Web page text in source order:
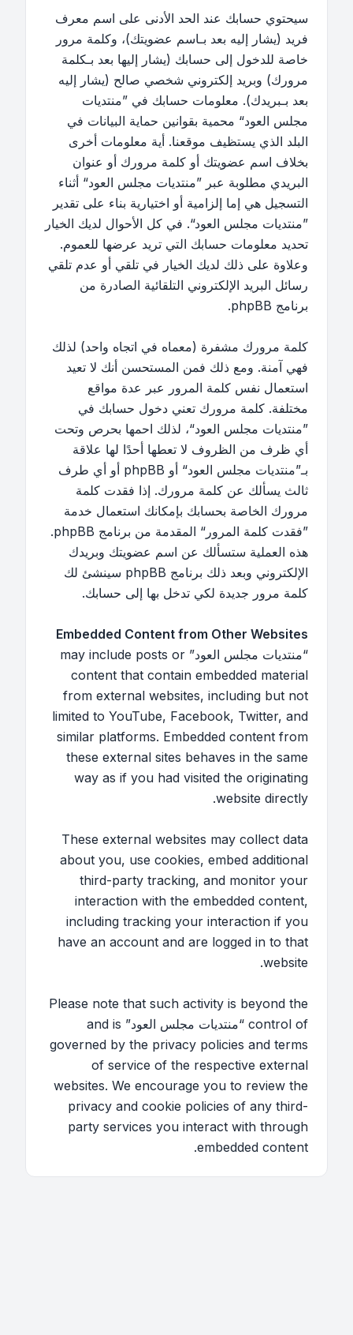
سيحتوي حسابك عند الحد الأدنى على اسم معرف
فريد (يشار إليه بعد بـاسم عضويتك)، وكلمة مرور
خاصة للدخول إلى حسابك (يشار إليها بعد بـكلمة
مرورك) وبريد إلكتروني شخصي صالح (يشار إليه
بعد بـبريدك). معلومات حسابك في ”منتديات
مجلس العود“ محمية بقوانين حماية البيانات في
البلد الذي يستظيف موقعنا. أية معلومات أخرى
بخلاف اسم عضويتك أو كلمة مرورك أو عنوان
البريدي مطلوبة عبر ”منتديات مجلس العود“ أثناء
التسجيل هي إما إلزامية أو اختيارية بناء على تقدير
”منتديات مجلس العود“. في كل الأحوال لديك الخيار
تحديد معلومات حسابك التي تريد عرضها للعموم.
وعلاوة على ذلك لديك الخيار في تلقي أو عدم تلقي
رسائل البريد الإلكتروني التلقائية الصادرة من
برنامج phpBB.
كلمة مرورك مشفرة (معماه في اتجاه واحد) لذلك
فهي آمنة. ومع ذلك فمن المستحسن أنك لا تعيد
استعمال نفس كلمة المرور عبر عدة مواقع
مختلفة. كلمة مرورك تعني دخول حسابك في
”منتديات مجلس العود“، لذلك احمها بحرص وتحت
أي ظرف من الظروف لا تعطها أحدًا لها علاقة
بـ”منتديات مجلس العود“ أو phpBB أو أي طرف
ثالث يسألك عن كلمة مرورك. إذا فقدت كلمة
مرورك الخاصة بحسابك بإمكانك استعمال خدمة
”فقدت كلمة المرور“ المقدمة من برنامج phpBB.
هذه العملية ستسألك عن اسم عضويتك وبريدك
الإلكتروني وبعد ذلك برنامج phpBB سينشئ لك
كلمة مرور جديدة لكي تدخل بها إلى حسابك.
Embedded Content from Other Websites
“منتديات مجلس العود” may include posts or
content that contain embedded material
from external websites, including but not
limited to YouTube, Facebook, Twitter, and
similar platforms. Embedded content from
these external sites behaves in the same
way as if you had visited the originating
website directly.
These external websites may collect data
about you, use cookies, embed additional
third-party tracking, and monitor your
interaction with the embedded content,
including tracking your interaction if you
have an account and are logged in to that
website.
Please note that such activity is beyond the
control of “منتديات مجلس العود” and is
governed by the privacy policies and terms
of service of the respective external
websites. We encourage you to review the
privacy and cookie policies of any third-
party services you interact with through
embedded content.